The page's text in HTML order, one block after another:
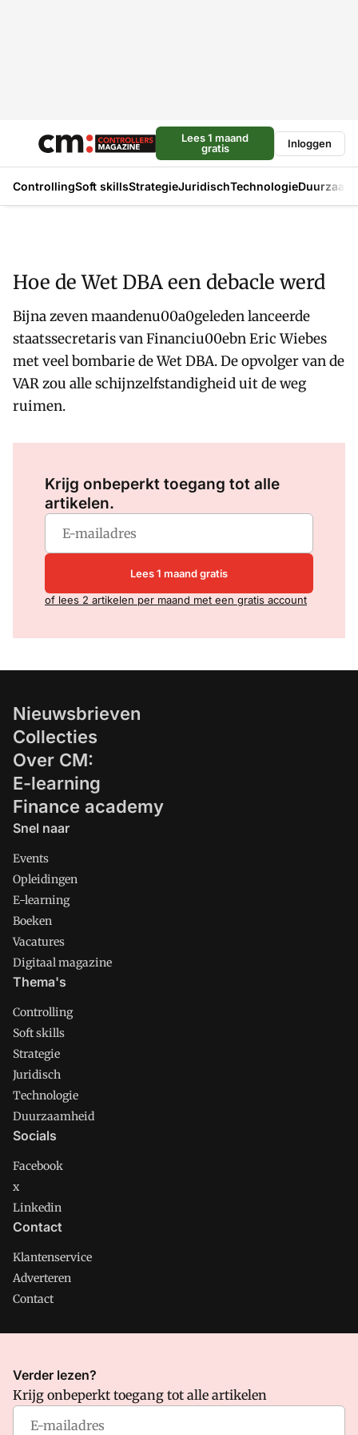
Lees 1 maand
gratis
Inloggen
ControllingSoft skillsStrategieJuridischTechnologie
Hoe de Wet DBA een debacle werd
Bijna zeven maandenu00a0geleden lanceerde
staatssecretaris van Financiu00ebn Eric Wiebes
met veel bombarie de Wet DBA. De opvolger van de
VAR zou alle schijnzelfstandigheid uit de weg
ruimen.
Krijg onbeperkt toegang tot alle
artikelen.
Lees 1 maand gratis
of lees 2 artikelen per maand met een gratis account
Nieuwsbrieven
Collecties
Over CM:
E-learning
Finance academy
Snel naar
Events
Opleidingen
E-learning
Boeken
Vacatures
Digitaal magazine
Thema's
Controlling
Soft skills
Strategie
Juridisch
Technologie
Duurzaamheid
Socials
Facebook
x
Linkedin
Contact
Klantenservice
Adverteren
Contact
CMweb is onderdeel van VMN media. Lees in
waar VMN media voor staat. Op gebruik van deze site zijn de
volgende regelingen van toepassing:Algemene Voorwaarden
Privacy en Cookie beleid
Verder lezen?
Krijg onbeperkt toegang tot alle artikelen